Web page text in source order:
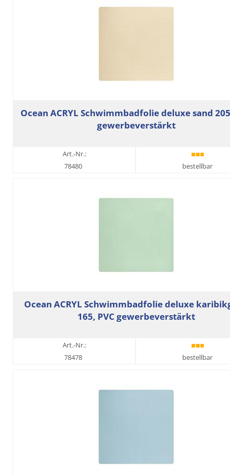
Ocean ACRYL Schwimmbadfolie deluxe sand
gewerbeverstärkt
Art.-Nr.:
78480
bestellbar
Ocean ACRYL Schwimmbadfolie deluxe
165, PVC gewerbeverstärkt
Art.-Nr.:
78478
bestellbar